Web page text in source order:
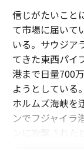
信じがたいこと
て市場に届いて
いる。サウジア
てきた東西パイ
港まで日量700
ようとしている
ホルムズ海峡を
ンでフジャイラ